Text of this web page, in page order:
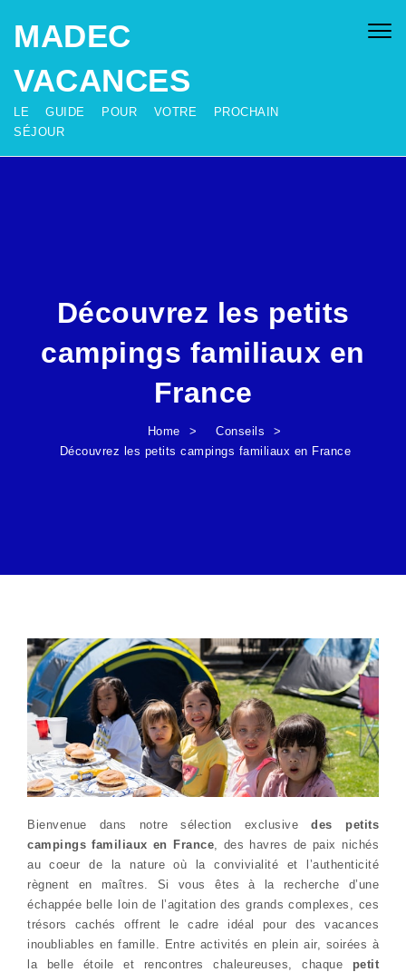
MADEC
VACANCES
LE GUIDE POUR VOTRE PROCHAIN
SÉJOUR
Découvrez les petits
campings familiaux en
France
Home
Conseils
Découvrez les petits campings familiaux en France
Bienvenue dans notre sélection exclusivedes petits
campings familiaux en France , des havres de paix nichés
au coeur de la nature où la convivialité et l’authenticité
règnent en maîtres. Si vous êtes à la recherche d’une
échappée belle loin de l’agitation des grands complexes, ces
trésors cachés offrent le cadre idéal pour des vacances
inoubliables en famille. Entre activités en plein air, soirées à
la belle étoile et rencontres chaleureuses, chaque petit